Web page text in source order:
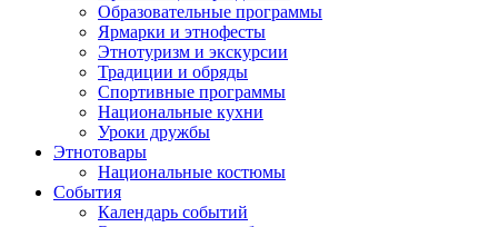
Образовательные программы
Ярмарки и этнофесты
Этнотуризм и экскурсии
Традиции и обряды
Спортивные программы
Национальные кухни
Уроки дружбы
Этнотовары
Национальные костюмы
События
Календарь событий